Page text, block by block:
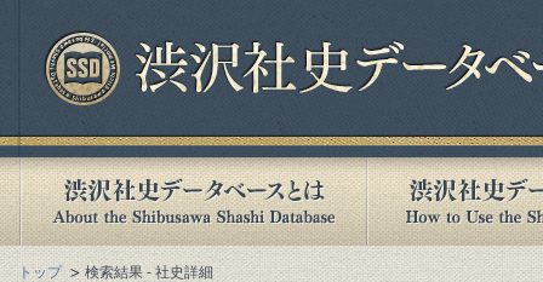
トップ 検索結果 - 社史詳細